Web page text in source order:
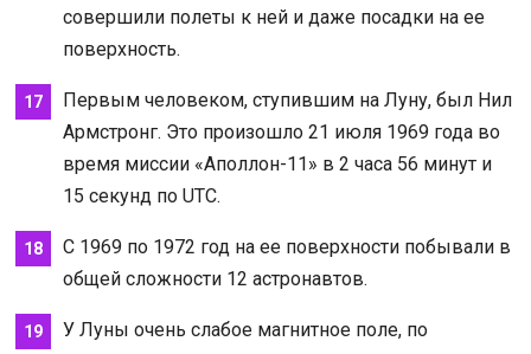
совершили полеты к ней и даже посадки на ее
поверхность.
Первым человеком, ступившим на Луну, был Нил
Армстронг. Это произошло 21 июля 1969 года во
время миссии «Аполлон-11» в 2 часа 56 минут и
15 секунд по UTC.
С 1969 по 1972 год на ее поверхности побывали в
общей сложности 12 астронавтов.
У Луны очень слабое магнитное поле, по